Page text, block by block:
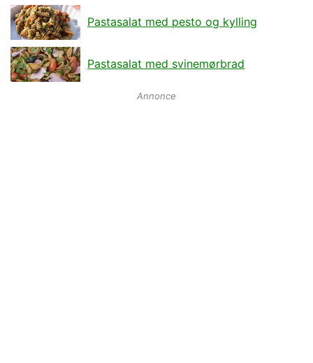
Pastasalat med pesto og kylling
Pastasalat med svinemørbrad
Annonce